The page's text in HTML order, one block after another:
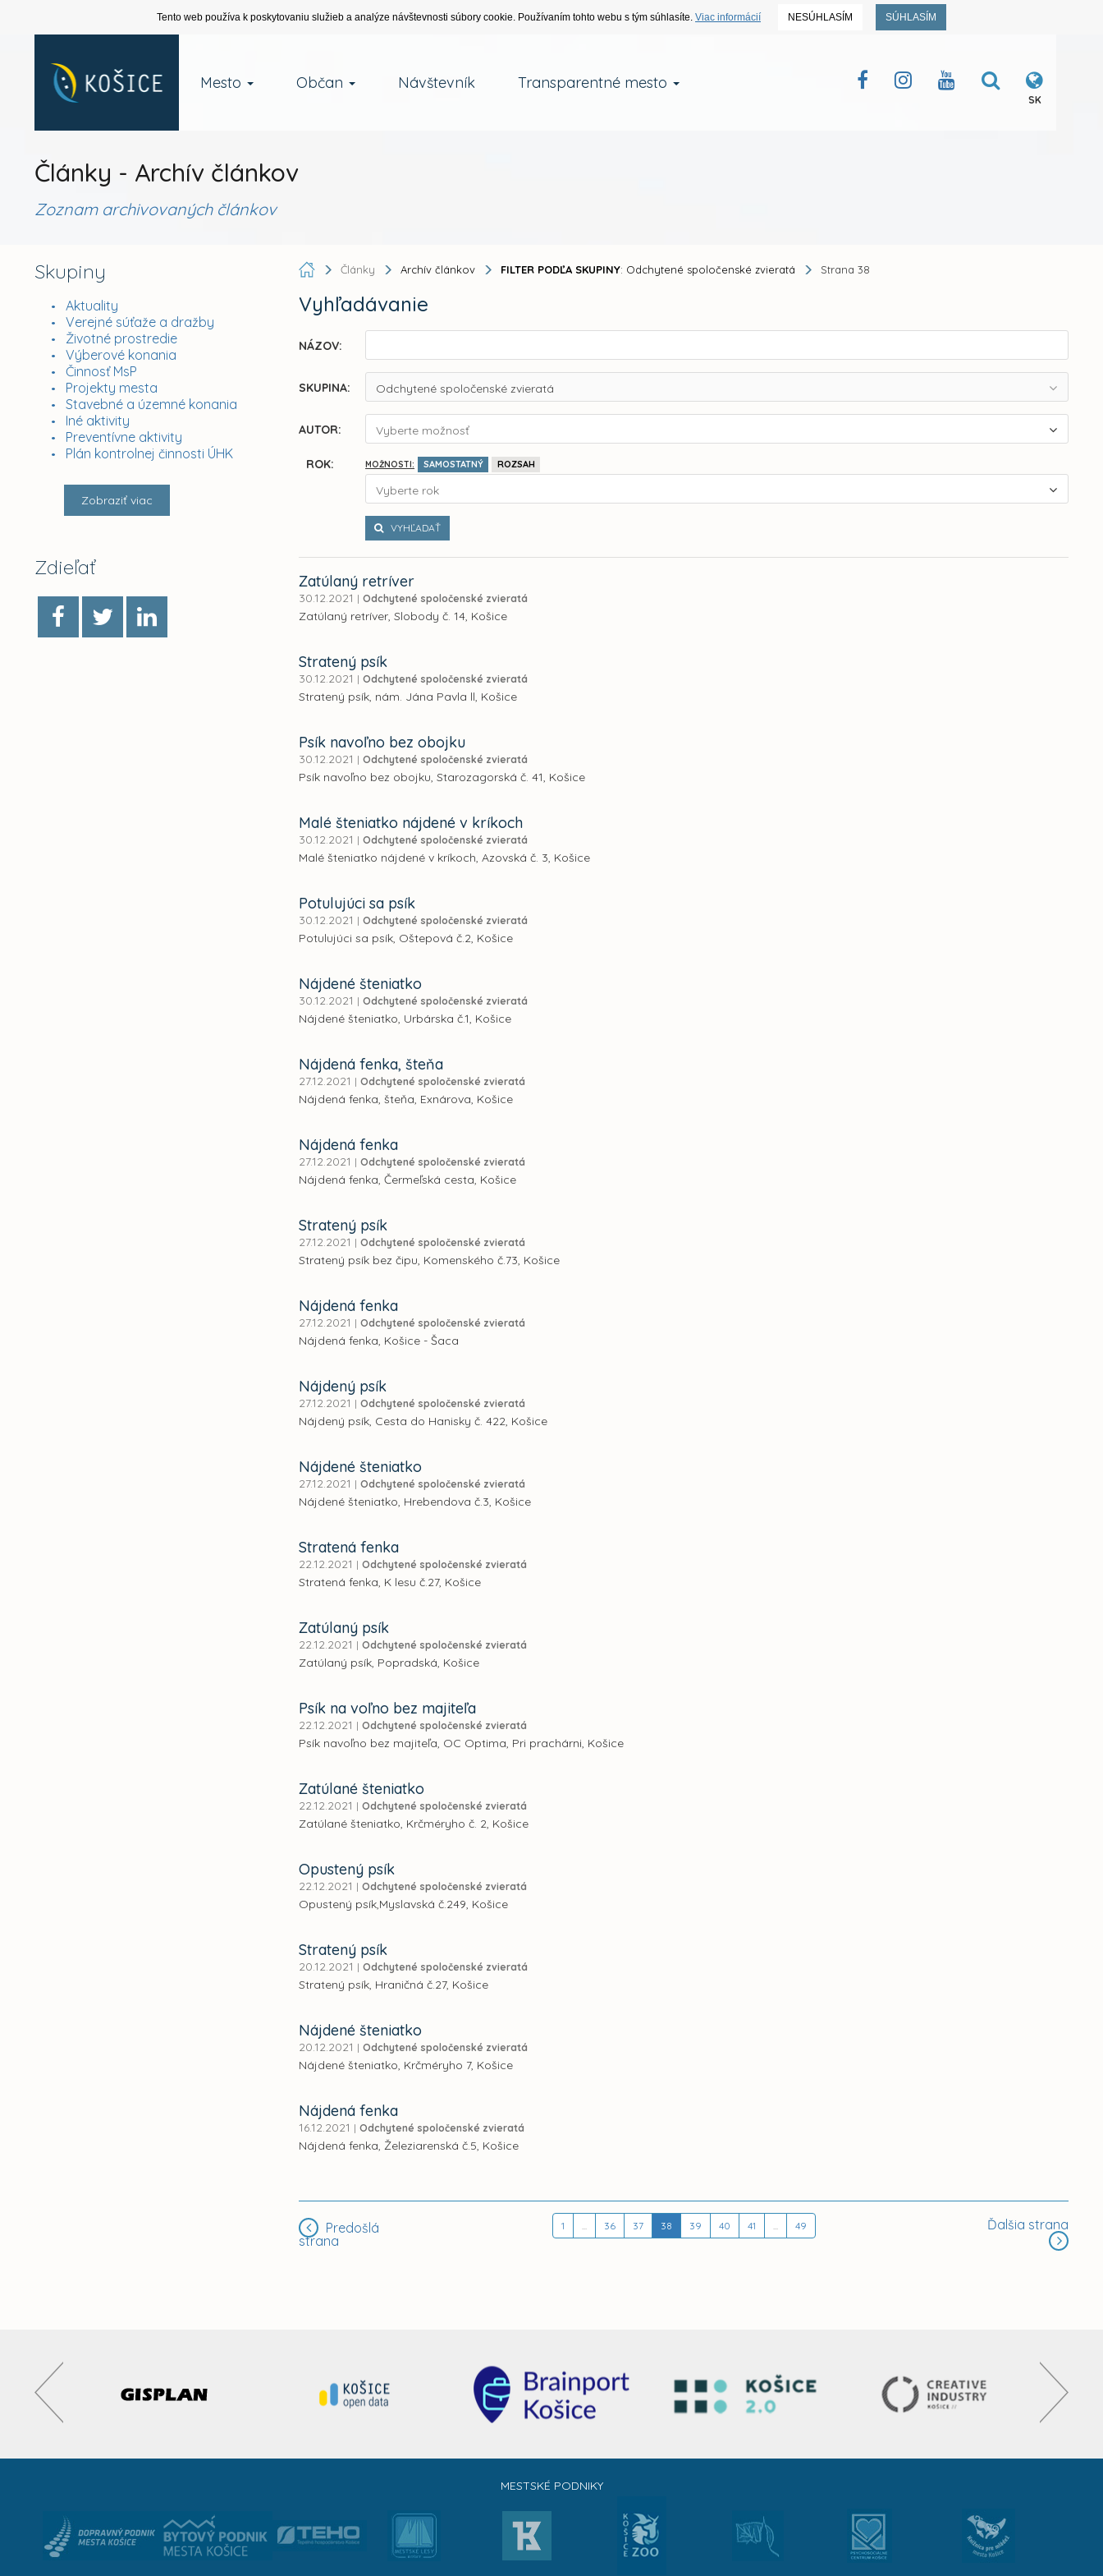
Tento web používa k poskytovaniu služieb a analýze návštevnosti súbory cookie. Používaním tohto webu s tým súhlasíte. Viac informácií NESÚHLASÍM SÚHLASÍM
Mesto Občan Návštevník Transparentné mesto
SK
Články - Archív článkov
Zoznam archivovaných článkov
Skupiny
Aktuality
Verejné súťaže a dražby
Životné prostredie
Výberové konania
Činnosť MsP
Projekty mesta
Stavebné a územné konania
Iné aktivity
Preventívne aktivity
Plán kontrolnej činnosti ÚHK
Zobraziť viac
Zdieľať
Články Archív článkov FILTER PODĽA SKUPINY: Odchytené spoločenské zvieratá Strana 38
Vyhľadávanie
NÁZOV:
SKUPINA: Odchytené spoločenské zvieratá
AUTOR: Vyberte možnosť
ROK: MOŽNOSTI: SAMOSTATNÝ ROZSAH
Vyberte rok
VYHĽADAŤ
Zatúlaný retríver
30.12.2021 | Odchytené spoločenské zvieratá
Zatúlaný retríver, Slobody č. 14, Košice
Stratený psík
30.12.2021 | Odchytené spoločenské zvieratá
Stratený psík, nám. Jána Pavla ll, Košice
Psík navoľno bez obojku
30.12.2021 | Odchytené spoločenské zvieratá
Psík navoľno bez obojku, Starozagorská č. 41, Košice
Malé šteniatko nájdené v kríkoch
30.12.2021 | Odchytené spoločenské zvieratá
Malé šteniatko nájdené v kríkoch, Azovská č. 3, Košice
Potulujúci sa psík
30.12.2021 | Odchytené spoločenské zvieratá
Potulujúci sa psík, Oštepová č.2, Košice
Nájdené šteniatko
30.12.2021 | Odchytené spoločenské zvieratá
Nájdené šteniatko, Urbárska č.1, Košice
Nájdená fenka, šteňa
27.12.2021 | Odchytené spoločenské zvieratá
Nájdená fenka, šteňa, Exnárova, Košice
Nájdená fenka
27.12.2021 | Odchytené spoločenské zvieratá
Nájdená fenka, Čermeľská cesta, Košice
Stratený psík
27.12.2021 | Odchytené spoločenské zvieratá
Stratený psík bez čipu, Komenského č.73, Košice
Nájdená fenka
27.12.2021 | Odchytené spoločenské zvieratá
Nájdená fenka, Košice - Šaca
Nájdený psík
27.12.2021 | Odchytené spoločenské zvieratá
Nájdený psík, Cesta do Hanisky č. 422, Košice
Nájdené šteniatko
27.12.2021 | Odchytené spoločenské zvieratá
Nájdené šteniatko, Hrebendova č.3, Košice
Stratená fenka
22.12.2021 | Odchytené spoločenské zvieratá
Stratená fenka, K lesu č.27, Košice
Zatúlaný psík
22.12.2021 | Odchytené spoločenské zvieratá
Zatúlaný psík, Popradská, Košice
Psík na voľno bez majiteľa
22.12.2021 | Odchytené spoločenské zvieratá
Psík navoľno bez majiteľa, OC Optima, Pri prachárni, Košice
Zatúlané šteniatko
22.12.2021 | Odchytené spoločenské zvieratá
Zatúlané šteniatko, Krčméryho č. 2, Košice
Opustený psík
22.12.2021 | Odchytené spoločenské zvieratá
Opustený psík,Myslavská č.249, Košice
Stratený psík
20.12.2021 | Odchytené spoločenské zvieratá
Stratený psík, Hraničná č.27, Košice
Nájdené šteniatko
20.12.2021 | Odchytené spoločenské zvieratá
Nájdené šteniatko, Krčméryho 7, Košice
Nájdená fenka
16.12.2021 | Odchytené spoločenské zvieratá
Nájdená fenka, Železiarenská č.5, Košice
Predošlá
strana
1 ... 36 37 38 39 40 41 ... 49 Ďalšia strana
MESTSKÉ PODNIKY